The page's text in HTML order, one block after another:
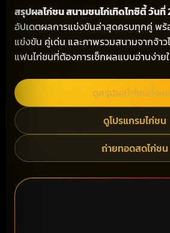
สรุปผลไก่ชน สนามชนไก่เทิดไทซิตี้ วันที่
อัปเดตผลการแข่งขันล่าสุดครบทุกคู่ พร้
แข่งขัน คู่เด่น และภาพรวมสนามจากจ้า
แฟนไก่ชนที่ต้องการเช็กผลแบบอ่านง่าย
ดูสรุปผลไก่ชนทั้งห
ดูโปรแกรมไก่ชน
ถ่ายทอดสดไก่ชน